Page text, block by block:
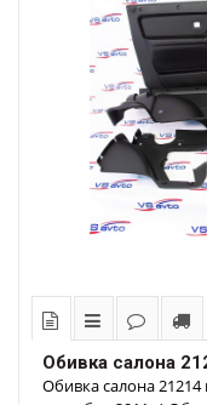
Обивка салона
Обивка салона 21214